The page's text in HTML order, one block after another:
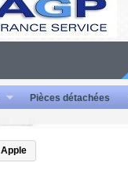
Pièces détachées
Apple